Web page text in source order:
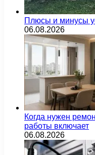
Плюсы и минусы
06.08.2026
Когда нужен
работы включает
06.08.2026